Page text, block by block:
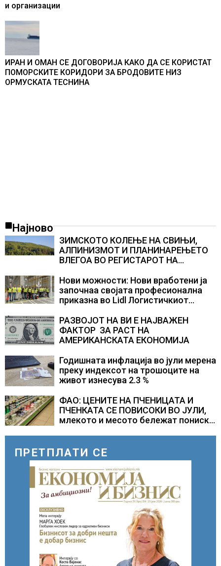
и организации
ИРАН И ОМАН СЕ ДОГОВОРИЈА КАКО ДА СЕ КОРИСТАТ
ПОМОРСКИТЕ КОРИДОРИ ЗА БРОДОВИТЕ НИЗ
ОРМУСКАТА ТЕСНИНА
Најново
ЗИМСКОТО КОЛЕЊЕ НА СВИЊИ,
АЛПИНИЗМОТ И ПЛАНИНАРЕЊЕТО
ВЛЕГОА ВО РЕГИСТАРОТ НА
СЛОВЕНИЈА
Нови можности: Нови вработени ја
започнаа својата професионална
приказна во Lidl Логистичкиот
РАЗВОЈОТ НА ВИ Е НАЈВАЖЕН
ФАКТОР ЗА РАСТ НА
АМЕРИКАНСКАТА ЕКОНОМИЈА
Годишната инфлација во јули мерена
преку индексот на трошоците на
живот изнесува 2.3 %
ФАО: ЦЕНИТЕ НА ПЧЕНИЦАТА И
ПЧЕНКАТА СЕ ПОВИСОКИ ВО ЈУЛИ,
млекото и месото бележат пониски
ПРЕТПЛАТИ СЕ